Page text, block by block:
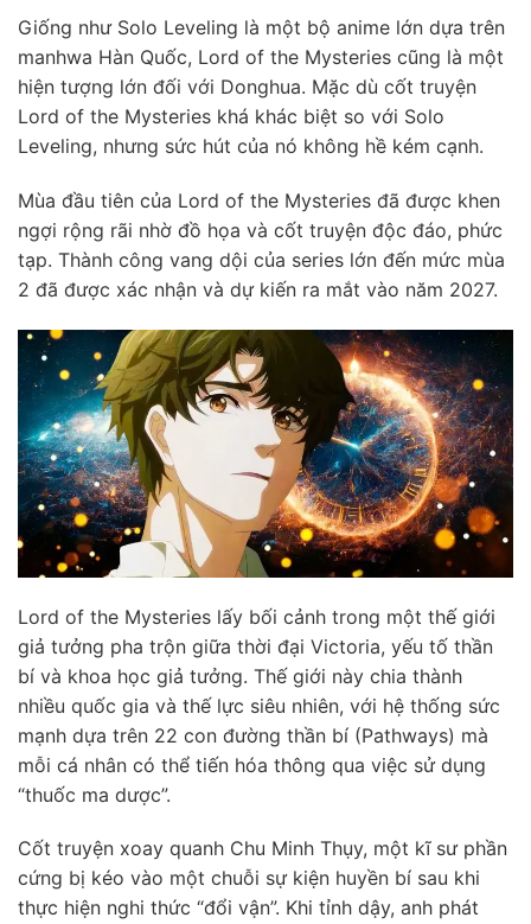
Giống như Solo Leveling là một bộ anime lớn dựa trên
manhwa Hàn Quốc, Lord of the Mysteries cũng là một
hiện tượng lớn đối với Donghua. Mặc dù cốt truyện
Lord of the Mysteries khá khác biệt so với Solo
Leveling, nhưng sức hút của nó không hề kém cạnh.
Mùa đầu tiên của Lord of the Mysteries đã được khen
ngợi rộng rãi nhờ đồ họa và cốt truyện độc đáo, phức
tạp. Thành công vang dội của series lớn đến mức mùa
2 đã được xác nhận và dự kiến ra mắt vào năm 2027.
Lord of the Mysteries lấy bối cảnh trong một thế giới
giả tưởng pha trộn giữa thời đại Victoria, yếu tố thần
bí và khoa học giả tưởng. Thế giới này chia thành
nhiều quốc gia và thế lực siêu nhiên, với hệ thống sức
mạnh dựa trên 22 con đường thần bí (Pathways) mà
mỗi cá nhân có thể tiến hóa thông qua việc sử dụng
“thuốc ma dược”.
Cốt truyện xoay quanh Chu Minh Thụy, một kĩ sư phần
cứng bị kéo vào một chuỗi sự kiện huyền bí sau khi
thực hiện nghi thức “đổi vận”. Khi tỉnh dậy, anh phát